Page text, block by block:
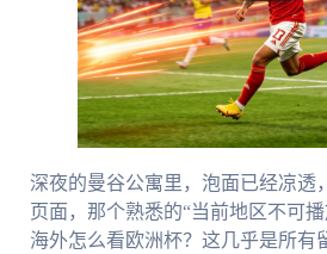
深夜的曼谷公寓里，泡面已经凉透
页面，那个熟悉的“当前地区不可
海外怎么看欧洲杯？这几乎是所有